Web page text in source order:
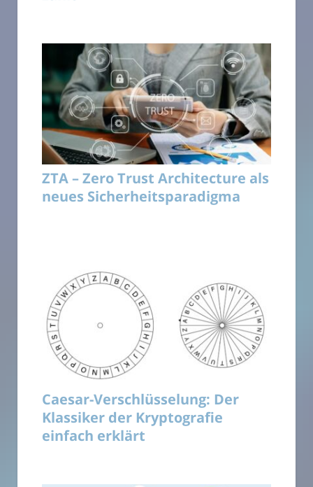
ZTA – Zero Trust Architecture als
neues Sicherheitsparadigma
Caesar-Verschlüsselung: Der
Klassiker der Kryptografie
einfach erklärt